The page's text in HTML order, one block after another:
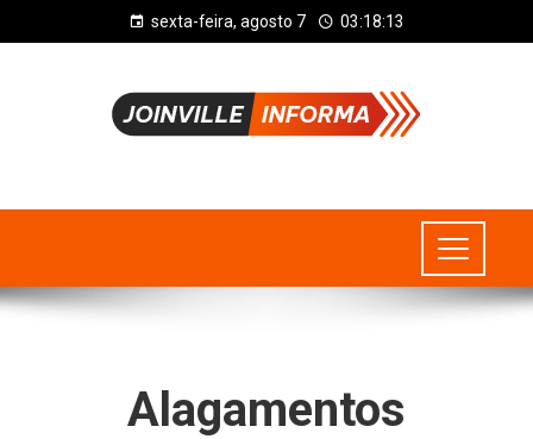
sexta-feira, agosto 7 03:18:13
Alagamentos